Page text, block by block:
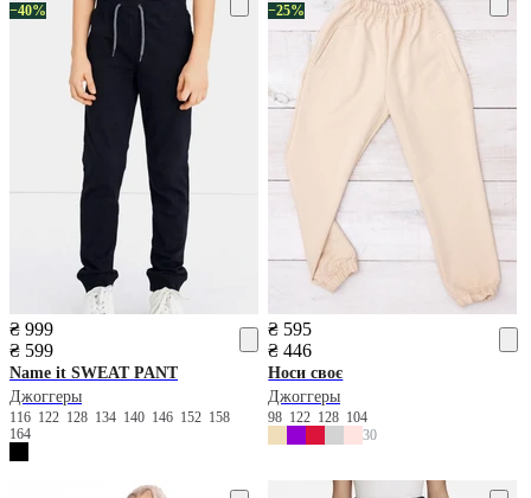
−40%
₴ 999
₴ 599
Name it SWEAT PANT
Джоггеры
116 122 128 134 140 146 152 158
164
−25%
₴ 595
₴ 446
Носи своє
Джоггеры
98 122 128 104
30